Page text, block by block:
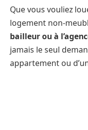
Que vous vouliez
logement non-
bailleur ou à
jamais le seul
appartement ou